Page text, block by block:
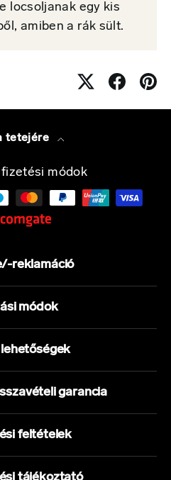
locsoljanak egy kis
amiben a rák sült.
tetejére
módok
reklamáció
módok
garancia
feltételek